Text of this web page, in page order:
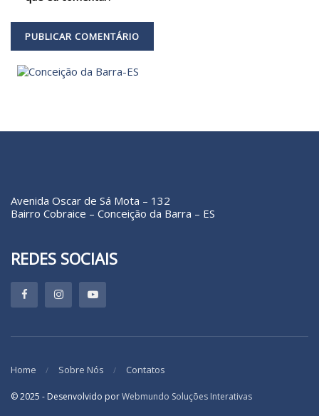
Avenida Oscar de Sá Mota – 132
Bairro Cobraice – Conceição da Barra – ES
REDES SOCIAIS
Home Sobre Nós Contatos
© 2025 - Desenvolvido porWebmundo Soluções Interativas